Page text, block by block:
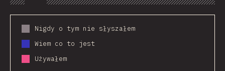
Chart Data Share Customize
Nigdy o tym nie słyszałem
Wiem co to jest
Używałem